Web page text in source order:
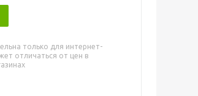
только для интернет-
отличаться от цен в